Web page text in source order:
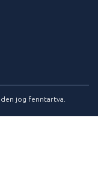
jog fenntartva.